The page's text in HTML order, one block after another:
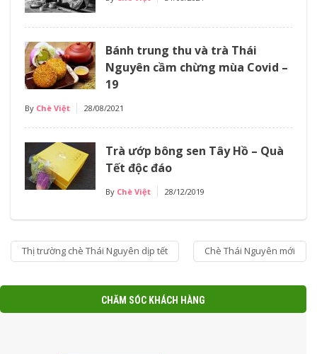
Bánh trung thu và trà Thái
Nguyên cầm chừng mùa Covid –
19
By Chè Việt 28/08/2021
Trà ướp bông sen Tây Hồ – Quà
Tết độc đáo
By Chè Việt 28/12/2019
Chè Thái Nguyên mới
Thị trường chè Thái Nguyên dịp tết
CHĂM SÓC KHÁCH HÀNG